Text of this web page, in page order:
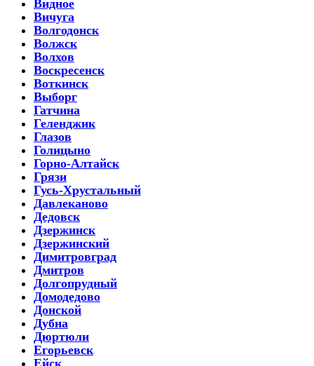
Видное
Вичуга
Волгодонск
Волжск
Волхов
Воскресенск
Воткинск
Выборг
Гатчина
Геленджик
Глазов
Голицыно
Горно-Алтайск
Грязи
Гусь-Хрустальный
Давлеканово
Дедовск
Дзержинск
Дзержинский
Димитровград
Дмитров
Долгопрудный
Домодедово
Донской
Дубна
Дюртюли
Егорьевск
Ейск